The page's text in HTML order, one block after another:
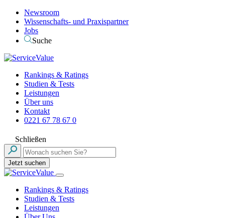
Newsroom
Wissenschafts- und Praxispartner
Jobs
Suche
Rankings & Ratings
Studien & Tests
Leistungen
Über uns
Kontakt
0221 67 78 67 0
Schließen
Jetzt suchen
Rankings & Ratings
Studien & Tests
Leistungen